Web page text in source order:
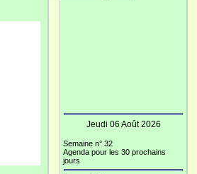
Jeudi 06 Août 2026
Semaine n° 32
Agenda pour les 30 prochains
jours